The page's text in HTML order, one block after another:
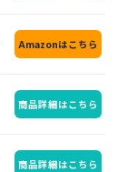
Amazonはこちら
商品詳細はこちら
商品詳細はこちら